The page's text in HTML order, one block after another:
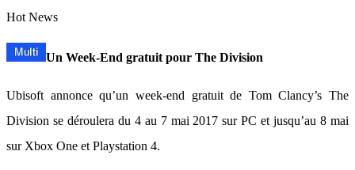
Hot News
Un Week-End gratuit pour The Division
Ubisoft annonce qu’un week-end gratuit de Tom Clancy’s The
Division se déroulera du 4 au 7 mai 2017 sur PC et jusqu’au 8 mai
sur Xbox One et Playstation 4.